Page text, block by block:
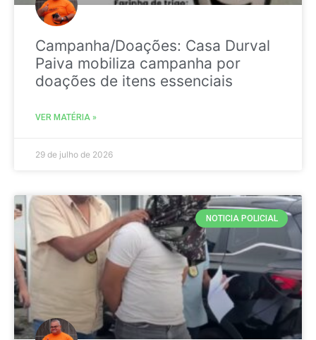
Campanha/Doações: Casa Durval
Paiva mobiliza campanha por
doações de itens essenciais
VER MATÉRIA »
29 de julho de 2026
NOTICIA POLICIAL